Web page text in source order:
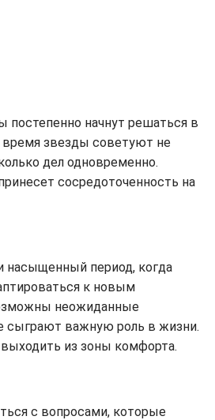
начнут решаться в
время звезды советуют не
дел одновременно.
сосредоточенность на
насыщенный период, когда
к новым
неожиданные
сыграют важную роль в жизни.
выходить из зоны комфорта.
с вопросами, которые